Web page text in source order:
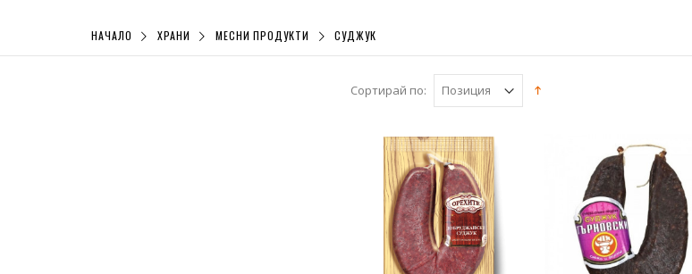
НАЧАЛО ХРАНИ МЕСНИ ПРОДУКТИ СУДЖУК
Сортирай по: